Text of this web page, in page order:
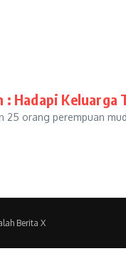
Hadapi Keluarga
orang perempuan
Berita X